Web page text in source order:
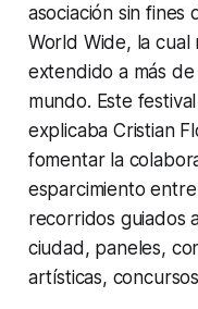
asociación sin fines
World Wide, la cual
extendido a más
mundo. Este
explicaba Cristian
fomentar la
esparcimiento
recorridos guiados
ciudad, paneles,
artísticas,